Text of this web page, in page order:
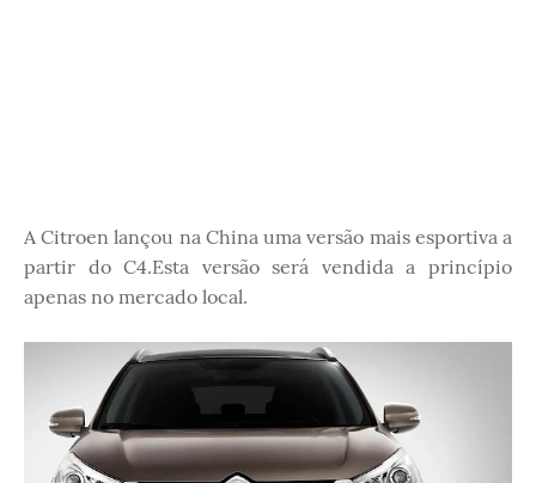
A Citroen lançou na China uma versão mais esportiva a
partir do C4.Esta versão será vendida a princípio
apenas no mercado local.